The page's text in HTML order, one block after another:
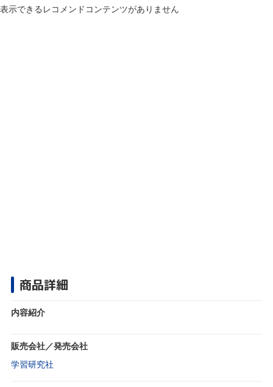
表示できるレコメンドコンテンツがありません
商品詳細
内容紹介
販売会社／発売会社
学習研究社